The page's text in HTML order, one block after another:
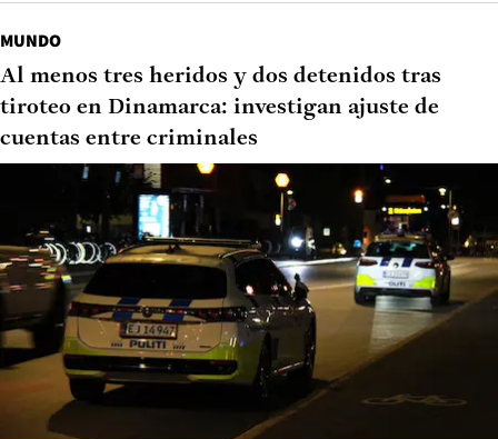
MUNDO
Al menos tres heridos y dos detenidos tras
tiroteo en Dinamarca: investigan ajuste de
cuentas entre criminales